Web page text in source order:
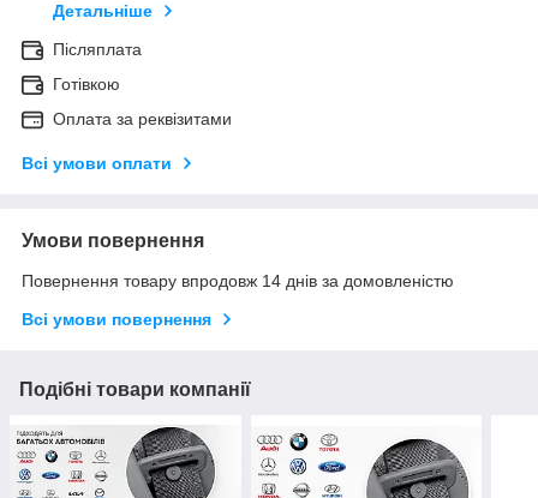
Детальніше
Післяплата
Готівкою
Оплата за реквізитами
Всі умови оплати
Умови повернення
Повернення товару впродовж 14 днів за домовленістю
Всі умови повернення
Подібні товари компанії